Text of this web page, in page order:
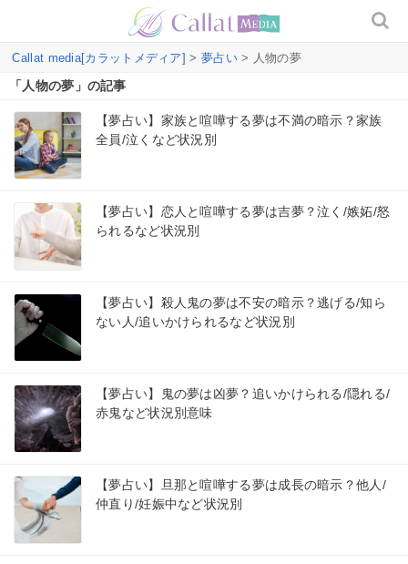
Callat media[カラットメディア] > 夢占い> 人物の夢
「人物の夢」の記事
【夢占い】家族と喧嘩する夢は不満の暗示？家族
全員/泣くなど状況別
【夢占い】恋人と喧嘩する夢は吉夢？泣く/嫉妬/怒
られるなど状況別
【夢占い】殺人鬼の夢は不安の暗示？逃げる/知ら
ない人/追いかけられるなど状況別
【夢占い】鬼の夢は凶夢？追いかけられる/隠れる/
赤鬼など状況別意味
【夢占い】旦那と喧嘩する夢は成長の暗示？他人/
仲直り/妊娠中など状況別